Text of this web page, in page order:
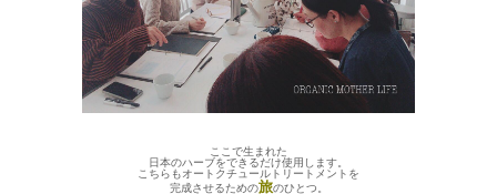
ここで生まれた
日本のハーブをできるだけ使用します。
こちらもオートクチュールトリートメントを
完成させるための旅のひとつ。